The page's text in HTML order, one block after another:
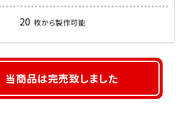
20 枚から製作可能
当商品は完売致しました